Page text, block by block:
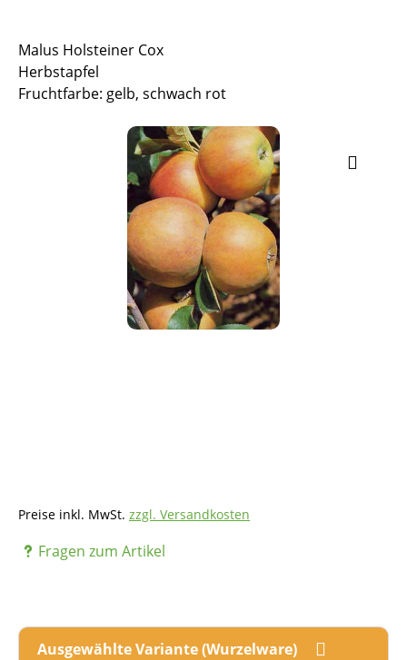
Malus Holsteiner Cox
Herbstapfel
Fruchtfarbe: gelb, schwach rot
Preise inkl. MwSt. zzgl. Versandkosten
Fragen zum Artikel
Ausgewählte Variante (Wurzelware)